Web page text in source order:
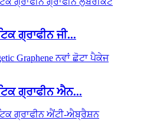
ਗ੍ਰਾਫੀਨ ਜੀ...
ਗ੍ਰਾਫੀਨ ਐਨ...